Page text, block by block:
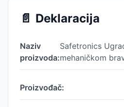
📄 Deklaracija
Naziv
proizvoda:
Safetronics
mehaničkom
Proizvođač: